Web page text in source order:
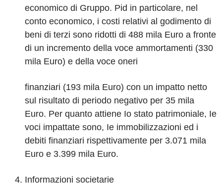
economico di Gruppo. Pid in particolare, nel
conto economico, i costi relativi al godimento di
beni di terzi sono ridotti di 488 mila Euro a fronte
di un incremento della voce ammortamenti (330
mila Euro) e della voce oneri
finanziari (193 mila Euro) con un impatto netto
sul risultato di periodo negativo per 35 mila
Euro. Per quanto attiene Io stato patrimoniale, Ie
voci impattate sono, Ie immobilizzazioni ed i
debiti finanziari rispettivamente per 3.071 mila
Euro e 3.399 mila Euro.
Informazioni societarie